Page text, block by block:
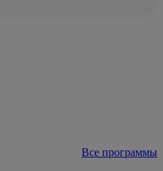
Все программы